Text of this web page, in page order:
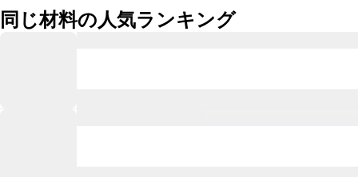
同じ材料の人気ランキング